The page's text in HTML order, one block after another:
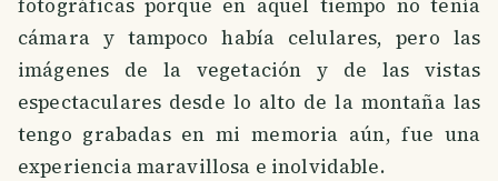
cámara y tampoco había celulares, pero las
imágenes de la vegetación y de las vistas
espectaculares desde lo alto de la montaña las
tengo grabadas en mi memoria aún, fue una
experiencia maravillosa e inolvidable.